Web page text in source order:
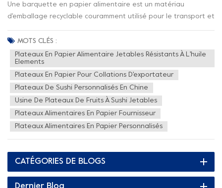
Une barquette en papier alimentaire est un matériau
d'emballage recyclable couramment utilisé pour le transport et
utilisations principales :1. Affichage et marchandisage : De
nombreux plateaux en papier alimentaire ont des designs et
des imprimés accrocheurs qui peuvent aider les produits
alimentaires à attirer l'attention des clients dans un
environnement de vente au détail. Ils peuvent être utilisés
dans une variété de couleurs, de formes et de motifs pour
afficher et transmettre une image de marque, augmentant
ainsi les ventes et la visibilité des produits.2. Protection du
alimentaires contre les dommages pendant le transport. Il
peut supporter un certain poids et fournir un support stable
pour garantir que les aliments ne s'inclinent pas, ne
MOTS CLÉS :
Plateaux En Papier Alimentaire Jetables Résistants À L'huile
Elements
Plateaux En Papier Pour Collations D'exportateur
Plateaux De Sushi Personnalisés En Chine
Usine De Plateaux De Fruits À Sushi Jetables
Plateaux Alimentaires En Papier Fournisseur
Plateaux Alimentaires En Papier Personnalisés
CATÉGORIES DE BLOGS
Dernier Blog